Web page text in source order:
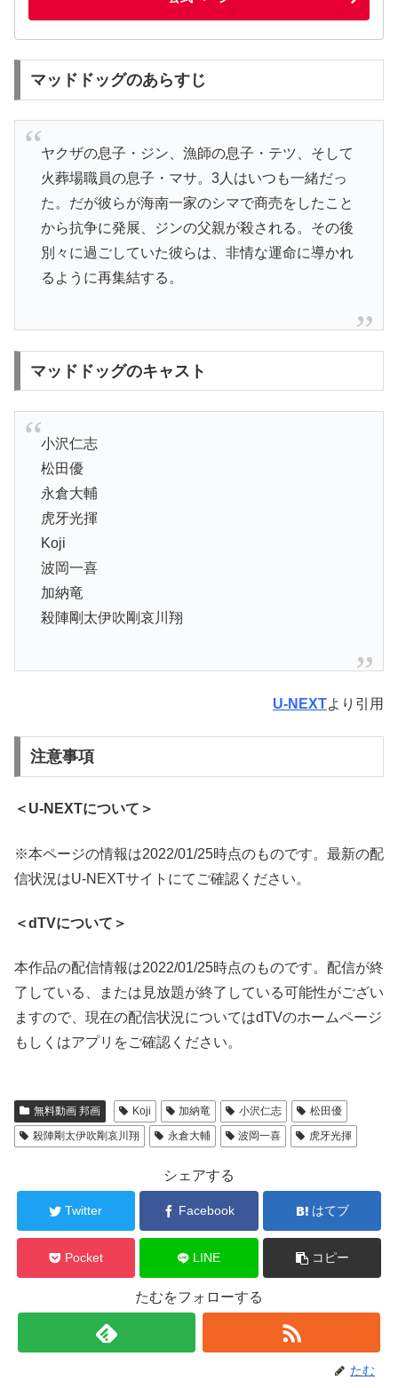
マッドドッグのあらすじ
ヤクザの息子・ジン、漁師の息子・テツ、そして
火葬場職員の息子・マサ。3人はいつも一緒だっ
た。だが彼らが海南一家のシマで商売をしたこと
から抗争に発展、ジンの父親が殺される。その後
別々に過ごしていた彼らは、非情な運命に導かれ
るように再集結する。
マッドドッグのキャスト
小沢仁志
松田優
永倉大輔
虎牙光揮
Koji
波岡一喜
加納竜
殺陣剛太伊吹剛哀川翔
U-NEXTより引用
注意事項
＜U-NEXTについて＞
※本ページの情報は2022/01/25時点のものです。最新の配
信状況はU-NEXTサイトにてご確認ください。
＜dTVについて＞
本作品の配信情報は2022/01/25時点のものです。配信が終
了している、または見放題が終了している可能性がござい
ますので、現在の配信状況についてはdTVのホームページ
もしくはアプリをご確認ください。
無料動画 邦画 Koji 加納竜 小沢仁志
松田優
殺陣剛太伊吹剛哀川翔
永倉大輔 波岡一喜 虎牙光揮
シェアする
Twitter Facebook はてブ
Pocket LINE コピー
たむをフォローする
たむ